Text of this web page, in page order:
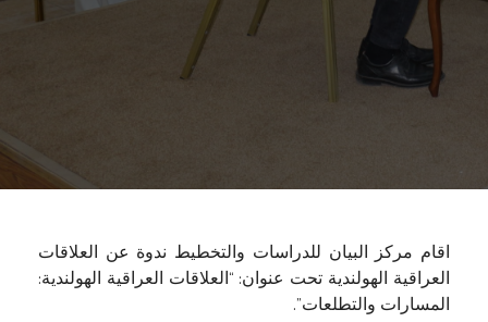
اقام مركز البيان للدراسات والتخطيط ندوة عن العلاقات
العراقية الهولندية تحت عنوان: “العلاقات العراقية الهولندية:
المسارات والتطلعات”.